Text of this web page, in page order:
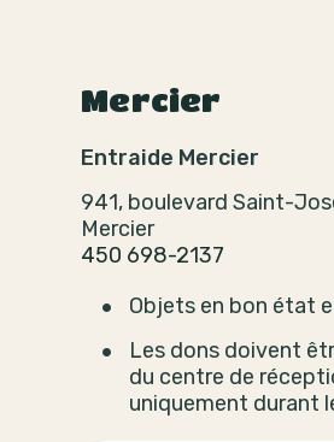
Mercier
Entraide Mercier
941, boulevard Saint-
Mercier
450 698-2137
Objets en bon état
Les dons doivent
du centre de
uniquement durant